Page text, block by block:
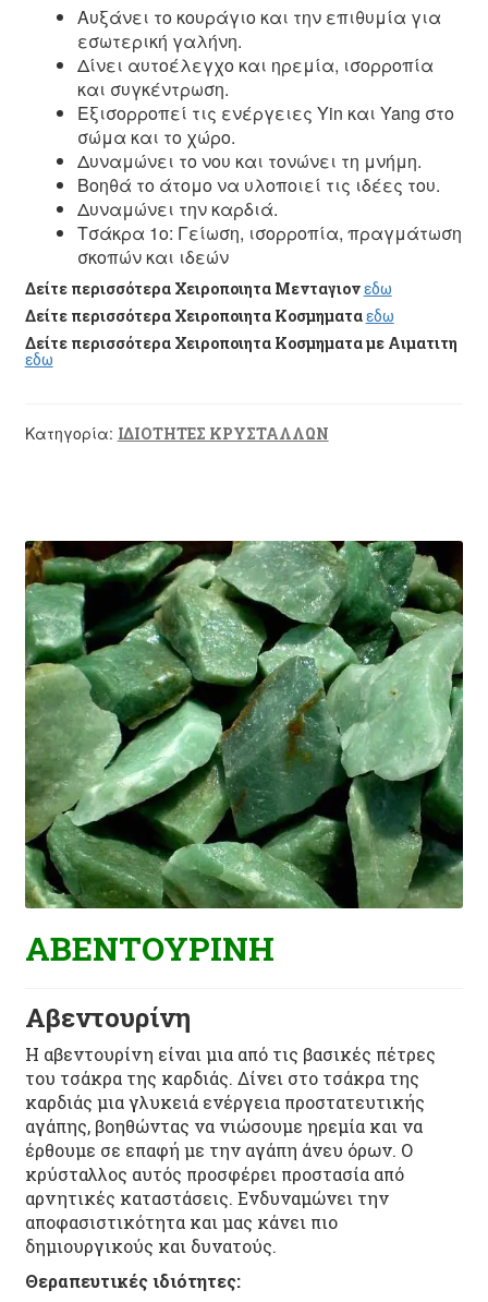
Αυξάνει το κουράγιο και την επιθυμία για
εσωτερική γαλήνη.
Δίνει αυτοέλεγχο και ηρεμία, ισορροπία
και συγκέντρωση.
Εξισορροπεί τις ενέργειες Yin και Yang στο
σώμα και το χώρο.
Δυναμώνει το νου και τονώνει τη μνήμη.
Βοηθά το άτομο να υλοποιεί τις ιδέες του.
Δυναμώνει την καρδιά.
Τσάκρα 1ο: Γείωση, ισορροπία, πραγμάτωση
σκοπών και ιδεών
Δείτε περισσότερα Χειροποιητα Μενταγιονεδω
Δείτε περισσότερα Χειροποιητα Κοσμηματαεδω
Δείτε περισσότερα Χειροποιητα Κοσμηματα με Αιματιτη
εδω
Κατηγορία: ΙΔΙΟΤΗΤΕΣ ΚΡΥΣΤΑΛΛΩΝ
ΑΒΕΝΤΟΥΡΙΝΗ
Αβεντουρίνη
Η αβεντουρίνη είναι μια από τις βασικές πέτρες
του τσάκρα της καρδιάς. Δίνει στο τσάκρα της
καρδιάς μια γλυκειά ενέργεια προστατευτικής
αγάπης, βοηθώντας να νιώσουμε ηρεμία και να
έρθουμε σε επαφή με την αγάπη άνευ όρων. Ο
κρύσταλλος αυτός προσφέρει προστασία από
αρνητικές καταστάσεις. Ενδυναμώνει την
αποφασιστικότητα και μας κάνει πιο
δημιουργικούς και δυνατούς.
Θεραπευτικές ιδιότητες: